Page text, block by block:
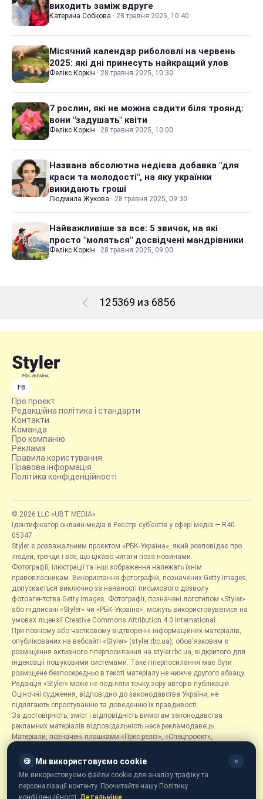
виходить заміж вдруге
Катерина Собкова · 28 травня 2025, 10:40
Місячний календар риболовлі на червень
2025: які дні принесуть найкращий улов
Фелікс Коркін · 28 травня 2025, 10:30
7 рослин, які не можна садити біля троянд:
вони "задушать" квіти
Фелікс Коркін · 28 травня 2025, 10:00
Названа абсолютна недієва добавка "для
краси та молодості", на яку українки
викидають гроші
Людмила Жукова · 28 травня 2025, 09:30
Найважливіше за все: 5 звичок, на які
просто "моляться" досвідчені мандрівники
Фелікс Коркін · 28 травня 2025, 09:00
125369 из 6856
FB
Про проєкт
Редакційна політика і стандарти
Контакти
Команда
Про компанію
Реклама
Правила користування
Правова інформація
Політика конфіденційності
© 2026 LLC «UBT MEDIA»
Ідентифікатор онлайн-медіа в Реєстрі суб’єктів у сфері медіа — R40-
05347
Styler є розважальним проєктом «РБК-Україна», який розповідає про
людей, тренди і все, що цікаво читати поза новинами.
Фотографії, ілюстрації та інші зображення належать їхнім
правовласникам. Використання фотографій, позначених Getty Images,
допускається виключно за наявності письмового дозволу
фотоагентства Getty Images. Фотографії, позначені логотипом «Styler»
або підписані «Styler» чи «РБК-Україна», можуть використовуватися на
умовах ліцензії Creative Commons Attribution 4.0 International.
При повному або частковому відтворенні інформаційних матеріалів,
опублікованих на вебсайті «Styler» (styler.rbc.ua), обов'язковим є
розміщення активного гіперпосилання на styler.rbc.ua, відкритого для
індексації пошуковими системами. Таке гіперпосилання має бути
розміщене безпосередньо в тексті матеріалу не нижче другого абзацу.
Редакція «Styler» може не поділяти точку зору авторів публікацій.
Оціночні судження, відповідно до законодавства України, не
підлягають спростуванню та доведенню їх правдивості.
За достовірність, зміст і відповідність вимогам законодавства
рекламних матеріалів відповідальність несе рекламодавець.
Матеріали, позначені плашками «Прес-реліз», «Спецпроєкт»,
розміщуються на правах реклами.
Рубрика «Новини компаній» є інформаційним форматом, що містить
новини, повідомлення та оголошення, пов'язані з діяльністю
компаній, і ґрунтується на інформації, наданій відповідними
🍪 Ми використовуємо cookie ✕
Ми використовуємо файли cookie для аналізу трафіку та
персоналізації контенту. Прочитайте нашу Політику
конфіденційності. Детальніше